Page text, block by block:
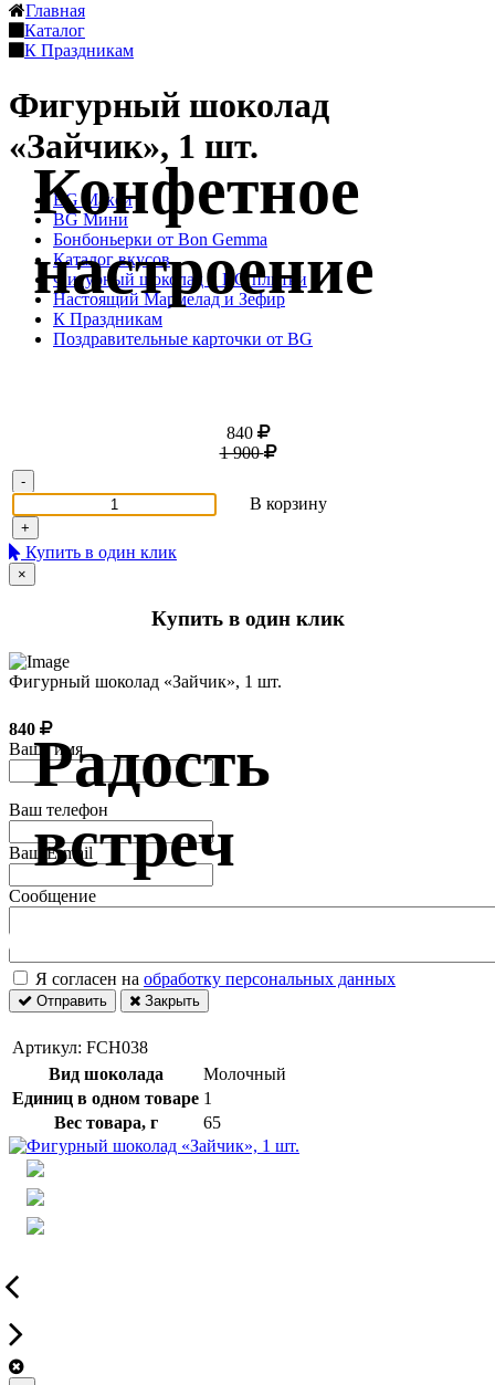
Конфетное
настроение
Радость
встреч
Главная
Каталог
К Праздникам
Фигурный шоколад
«Зайчик», 1 шт.
BG Макси
BG Мини
Бонбоньерки от Bon Gemma
Каталог вкусов
Фигурный шоколад и BG плитки
Настоящий Мармелад и Зефир
К Праздникам
Поздравительные карточки от BG
840
1 900
-
+
В корзину
Купить в один клик
×
Купить в один клик
Фигурный шоколад «Зайчик», 1 шт.
840
Ваше имя
Ваш телефон
Ваш E-mail
Сообщение
Я согласен на обработку персональных данных
Отправить Закрыть
Артикул: FCH038
Вид шоколада
Молочный
Единиц в одном товаре 1
Вес товара, г
65